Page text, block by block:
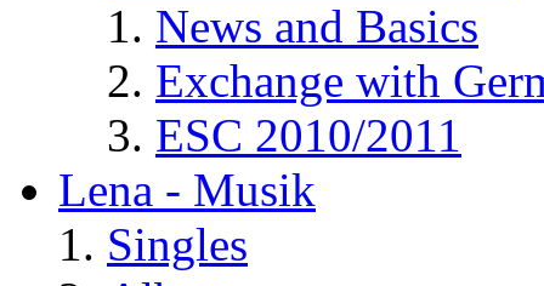
News and Basics
Exchange with
ESC 2010/2011
Lena - Musik
Singles